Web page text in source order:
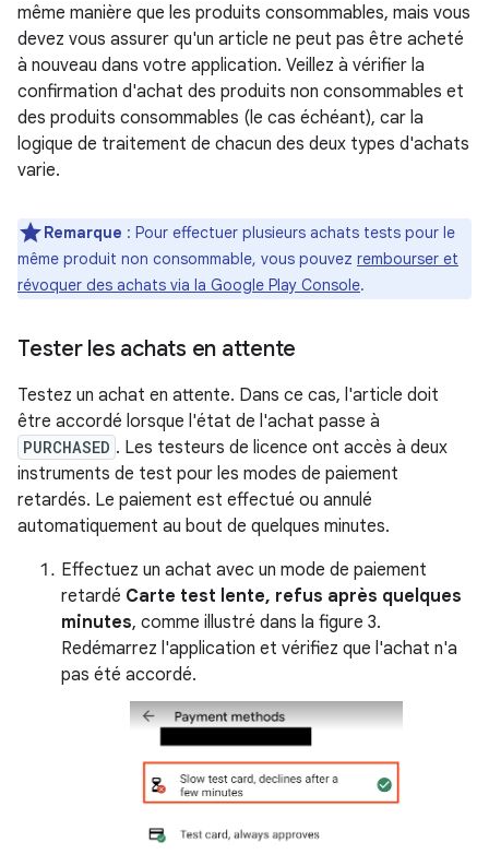
même manière que les produits consommables, mais vous
devez vous assurer qu'un article ne peut pas être acheté
à nouveau dans votre application. Veillez à vérifier la
confirmation d'achat des produits non consommables et
des produits consommables (le cas échéant), car la
logique de traitement de chacun des deux types d'achats
varie.
Remarque : Pour effectuer plusieurs achats tests pour le
même produit non consommable, vous pouvez rembourser et
révoquer des achats via la Google Play Console.
Tester les achats en attente
Testez un achat en attente. Dans ce cas, l'article doit
être accordé lorsque l'état de l'achat passe à
PURCHASED . Les testeurs de licence ont accès à deux
instruments de test pour les modes de paiement
retardés. Le paiement est effectué ou annulé
automatiquement au bout de quelques minutes.
Effectuez un achat avec un mode de paiement
retardé Carte test lente, refus après quelques
minutes, comme illustré dans la figure 3.
Redémarrez l'application et vérifiez que l'achat n'a
pas été accordé.